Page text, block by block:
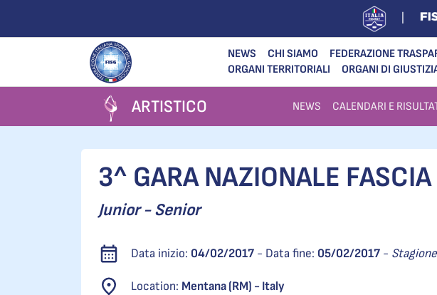
NEWS CHI SIAMO FEDERAZIONE
ORGANI TERRITORIALI
ORGANI DI
ARTISTICO NEWS CALENDARI E
3^ GARA NAZIONALE FASCIA
Junior - Senior
Data inizio: 04/02/2017 - Data fine: 05/02/2017 -
Location: Mentana (RM) - Italy